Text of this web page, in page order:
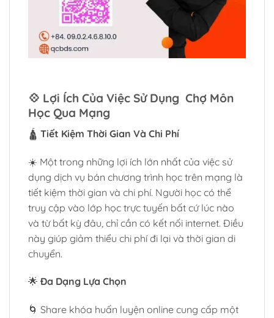
💠 Lợi Ích Của Việc Sử Dụng Chợ Môn
Học Qua Mạng
🛕 Tiết Kiệm Thời Gian Và Chi Phí
☀️ Một trong những lợi ích lớn nhất của việc sử
dụng dịch vụ bán chương trình học trên mạng là
tiết kiệm thời gian và chi phí. Người học có thể
truy cập vào lớp học trực tuyến bất cứ lúc nào
và từ bất kỳ đâu, chỉ cần có kết nối internet. Điều
này giúp giảm thiểu chi phí đi lại và thời gian di
chuyển.
🌟 Đa Dạng Lựa Chọn
🌀 Share khóa huấn luyện online cung cấp một